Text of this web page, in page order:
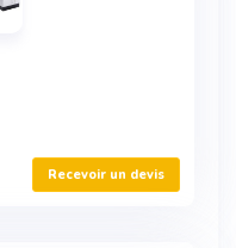
Recevoir un devis